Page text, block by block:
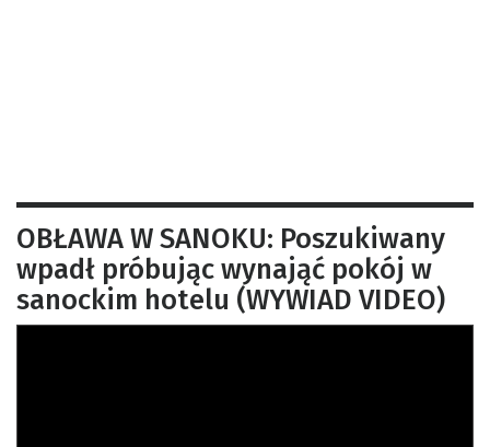
OBŁAWA W SANOKU: Poszukiwany
wpadł próbując wynająć pokój w
sanockim hotelu (WYWIAD VIDEO)